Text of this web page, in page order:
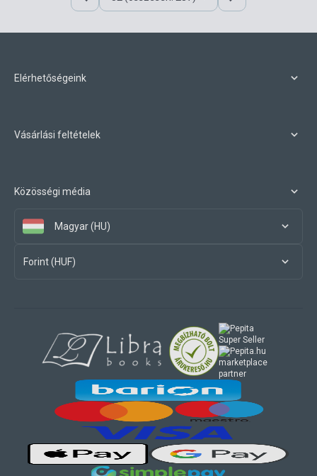
Elérhetőségeink
Vásárlási feltételek
Közösségi média
Magyar (HU)
Forint (HUF)
marketplace
partner